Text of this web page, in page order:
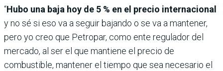
“Hubo una baja hoy de 5 % en el precio internacional
y no sé si eso va a seguir bajando o se va a mantener,
pero yo creo que Petropar, como ente regulador del
mercado, al ser el que mantiene el precio de
combustible, mantener el tiempo que sea necesario el